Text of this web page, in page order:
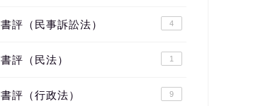
書評（民事訴訟法） 4
書評（民法） 1
書評（行政法） 9